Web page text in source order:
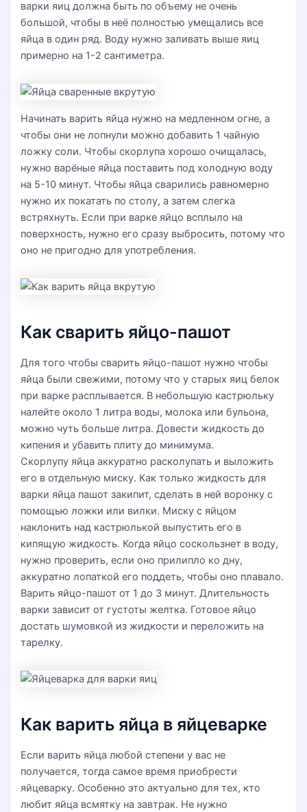
варки яиц должна быть по объему не очень
большой, чтобы в неё полностью умещались все
яйца в один ряд. Воду нужно заливать выше яиц
примерно на 1-2 сантиметра.
Начинать варить яйца нужно на медленном огне, а
чтобы они не лопнули можно добавить 1 чайную
ложку соли. Чтобы скорлупа хорошо очищалась,
нужно варёные яйца поставить под холодную воду
на 5-10 минут. Чтобы яйца сварились равномерно
нужно их покатать по столу, а затем слегка
встряхнуть. Если при варке яйцо всплыло на
поверхность, нужно его сразу выбросить, потому что
оно не пригодно для употребления.
Как сварить яйцо-пашот
Для того чтобы сварить яйцо-пашот нужно чтобы
яйца были свежими, потому что у старых яиц белок
при варке расплывается. В небольшую кастрюльку
налейте около 1 литра воды, молока или бульона,
можно чуть больше литра. Довести жидкость до
кипения и убавить плиту до минимума.
Скорлупу яйца аккуратно расколупать и выложить
его в отдельную миску. Как только жидкость для
варки яйца пашот закипит, сделать в ней воронку с
помощью ложки или вилки. Миску с яйцом
наклонить над кастрюлькой выпустить его в
кипящую жидкость. Когда яйцо соскользнет в воду,
нужно проверить, если оно прилипло ко дну,
аккуратно лопаткой его поддеть, чтобы оно плавало.
Варить яйцо-пашот от 1 до 3 минут. Длительность
варки зависит от густоты желтка. Готовое яйцо
достать шумовкой из жидкости и переложить на
тарелку.
Как варить яйца в яйцеварке
Если варить яйца любой степени у вас не
получается, тогда самое время приобрести
яйцеварку. Особенно это актуально для тех, кто
любит яйца всмятку на завтрак. Не нужно